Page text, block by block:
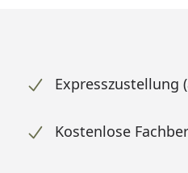
Expresszustellung
Kostenlose